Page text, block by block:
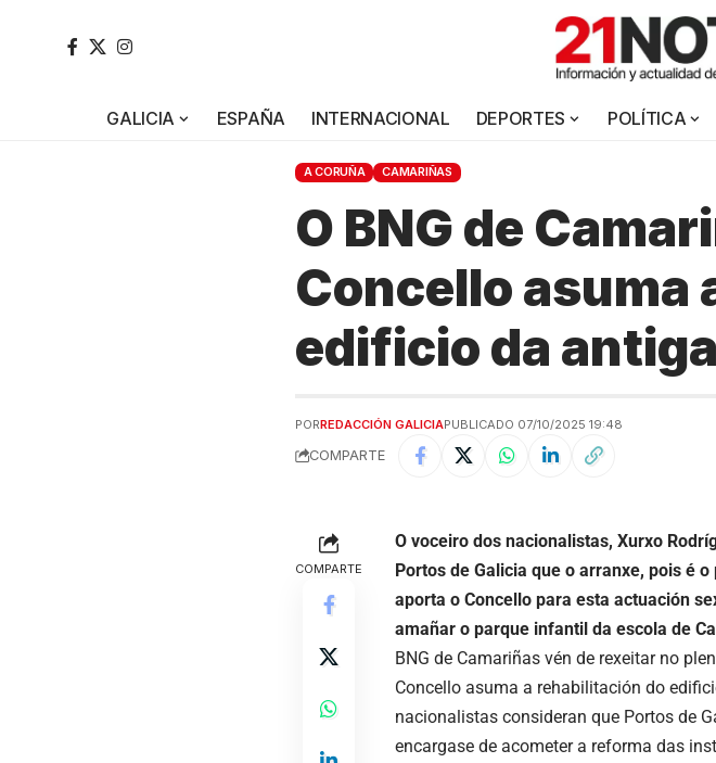
GALICIA ESPAÑA INTERNACIONAL DEPORTES POLÍTICA
A CORUÑA CAMARIÑAS
O BNG de
Concello asuma
edificio da
PORREDACCIÓN GALICIAPUBLICADO 07/10/2025 19:48
COMPARTE
COMPARTE
O voceiro dos nacionalistas, Xurxo
Portos de Galicia que o arranxe, pois é
aporta o Concello para esta actuación
amañar o parque infantil da escola de
BNG de Camariñas vén de rexeitar no
Concello asuma a rehabilitación do
nacionalistas consideran que Portos de
encargase de acometer a reforma das